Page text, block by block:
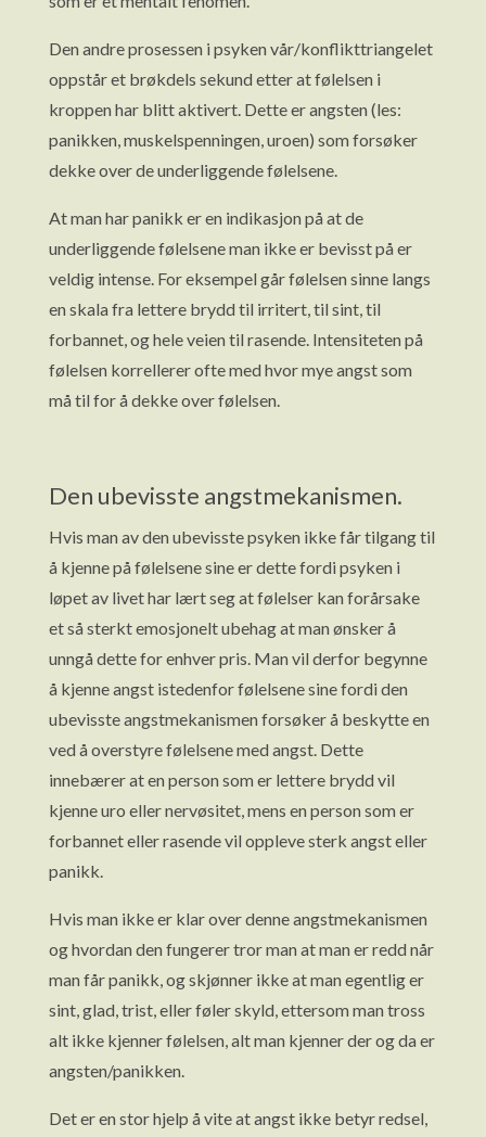
Den andre prosessen i psyken vår/konflikttriangelet
oppstår et brøkdels sekund etter at følelsen i
kroppen har blitt aktivert. Dette er angsten (les:
panikken, muskelspenningen, uroen) som forsøker
dekke over de underliggende følelsene.
At man har panikk er en indikasjon på at de
underliggende følelsene man ikke er bevisst på er
veldig intense. For eksempel går følelsen sinne langs
en skala fra lettere brydd til irritert, til sint, til
forbannet, og hele veien til rasende. Intensiteten på
følelsen korrellerer ofte med hvor mye angst som
må til for å dekke over følelsen.
Den ubevisste angstmekanismen.
Hvis man av den ubevisste psyken ikke får tilgang til
å kjenne på følelsene sine er dette fordi psyken i
løpet av livet har lært seg at følelser kan forårsake
et så sterkt emosjonelt ubehag at man ønsker å
unngå dette for enhver pris. Man vil derfor begynne
å kjenne angst istedenfor følelsene sine fordi den
ubevisste angstmekanismen forsøker å beskytte en
ved å overstyre følelsene med angst. Dette
innebærer at en person som er lettere brydd vil
kjenne uro eller nervøsitet, mens en person som er
forbannet eller rasende vil oppleve sterk angst eller
panikk.
Hvis man ikke er klar over denne angstmekanismen
og hvordan den fungerer tror man at man er redd når
man får panikk, og skjønner ikke at man egentlig er
sint, glad, trist, eller føler skyld, ettersom man tross
alt ikke kjenner følelsen, alt man kjenner der og da er
angsten/panikken.
Det er en stor hjelp å vite at angst ikke betyr redsel,